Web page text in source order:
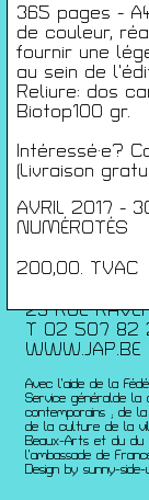
365 pages -
de couleur,
fournir une
au sein de
Reliure: dos
Biotop100 gr.
Intéressé·e?
(Livraison
AVRIL 2017 -
NUMÉROTÉS
200,00. TVAC
Conférences
Films
Rencontres
Architecture
Expositions
Artists Print
Voyages
Saisons
JEUNESSE &
23 RUE
T 02 507 82
WWW.JAP.BE
Avec l’aide de la
Service généralde la
contemporains ; de la
de la culture de la
Beaux-Arts et du du
l’ambassade de
Design by sunny-side-